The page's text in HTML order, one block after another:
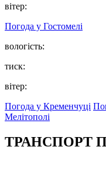
вітер:
Погода у Гостомелі
вологість:
тиск:
вітер:
Погода у Кременчуці
Мелітополі
ТРАНСПОРТ